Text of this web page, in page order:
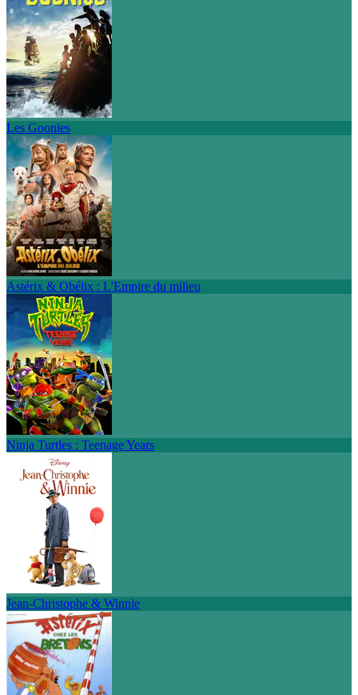
Les Goonies
Astérix & Obélix : L'Empire du milieu
Ninja Turtles : Teenage Years
Jean-Christophe & Winnie